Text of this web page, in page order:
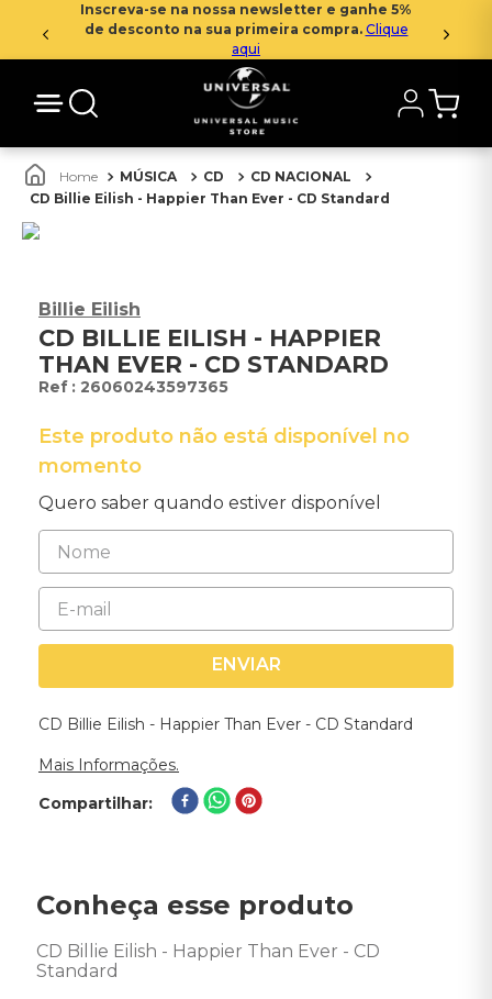
Inscreva-se na nossa newsletter e ganhe 5%
de desconto na sua primeira compra. Clique
aqui
MÚSICA CD
CD NACIONAL
CD Billie Eilish - Happier Than Ever - CD Standard
Billie Eilish
CD BILLIE EILISH - HAPPIER
THAN EVER - CD STANDARD
: 26060243597365
Este produto não está disponível no
momento
Quero saber quando estiver disponível
ENVIAR
CD Billie Eilish - Happier Than Ever - CD Standard
Mais Informações.
Compartilhar
Conheça esse produto
CD Billie Eilish - Happier Than Ever - CD
Standard